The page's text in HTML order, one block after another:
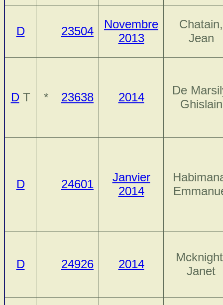
D 23504
Novembre
2013
Chatain,
Jean
DT * 23638 2014
De
Ghislain
D 24601
Janvier
2014
D 24926 2014
Janet